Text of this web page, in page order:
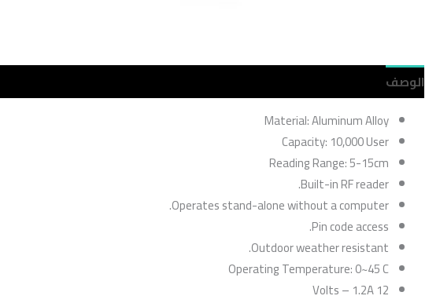
الوصف
Material: Aluminum Alloy
Capacity: 10,000 User
Reading Range: 5-15cm
Built-in RF reader.
Operates stand-alone without a computer.
Pin code access.
Outdoor weather resistant.
Operating Temperature: 0~45 C
12 Volts – 1.2A